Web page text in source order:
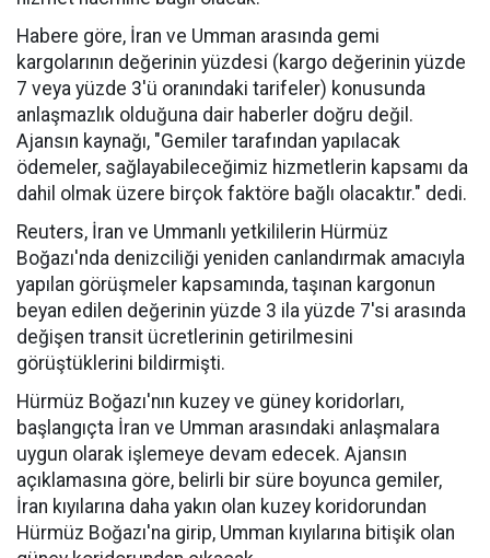
Habere göre, İran ve Umman arasında gemi
kargolarının değerinin yüzdesi (kargo değerinin yüzde
7 veya yüzde 3'ü oranındaki tarifeler) konusunda
anlaşmazlık olduğuna dair haberler doğru değil.
Ajansın kaynağı, "Gemiler tarafından yapılacak
ödemeler, sağlayabileceğimiz hizmetlerin kapsamı da
dahil olmak üzere birçok faktöre bağlı olacaktır." dedi.
Reuters, İran ve Ummanlı yetkililerin Hürmüz
Boğazı'nda denizciliği yeniden canlandırmak amacıyla
yapılan görüşmeler kapsamında, taşınan kargonun
beyan edilen değerinin yüzde 3 ila yüzde 7'si arasında
değişen transit ücretlerinin getirilmesini
görüştüklerini bildirmişti.
Hürmüz Boğazı'nın kuzey ve güney koridorları,
başlangıçta İran ve Umman arasındaki anlaşmalara
uygun olarak işlemeye devam edecek. Ajansın
açıklamasına göre, belirli bir süre boyunca gemiler,
İran kıyılarına daha yakın olan kuzey koridorundan
Hürmüz Boğazı'na girip, Umman kıyılarına bitişik olan